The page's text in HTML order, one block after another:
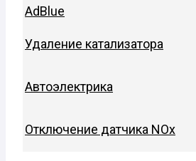
AdBlue
Удаление катализатора
Автоэлектрика
Отключение датчика NOx